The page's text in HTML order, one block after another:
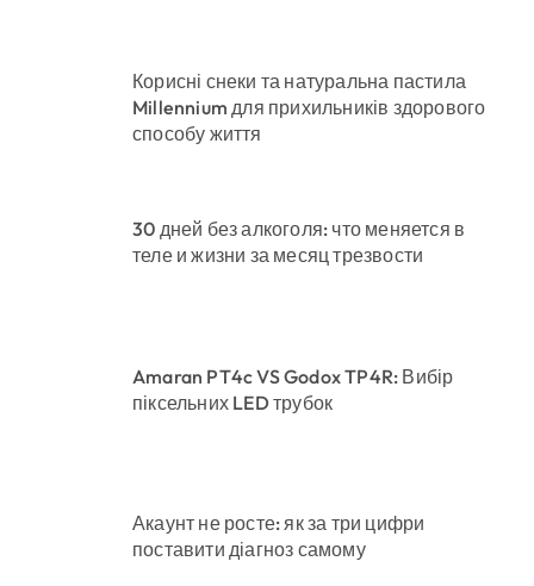
Корисні снеки та натуральна пастила
Millennium для прихильників здорового
способу життя
30 дней без алкоголя: что меняется в
теле и жизни за месяц трезвости
Amaran PT4c VS Godox TP4R: Вибір
піксельних LED трубок
Акаунт не росте: як за три цифри
поставити діагноз самому